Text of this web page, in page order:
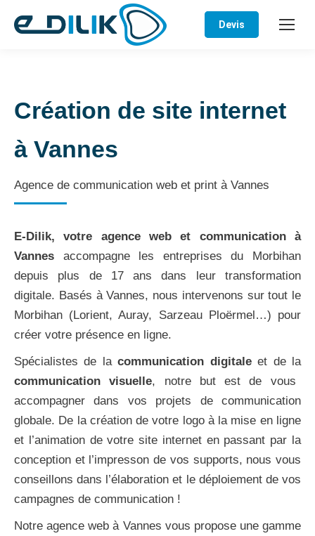
Devis
Création de site internet
à Vannes
Agence de communication web et print à Vannes
E-Dilik, votre agence web et communication à
Vannes accompagne les entreprises du Morbihan
depuis plus de 17 ans dans leur transformation
digitale. Basés à Vannes, nous intervenons sur tout le
Morbihan (Lorient, Auray, Sarzeau Ploërmel…) pour
créer votre présence en ligne.
Spécialistes de lacommunication digitaleet de la
communication visuelle, notre but est de vous
accompagner dans vos projets de communication
globale. De la création de votre logo à la mise en ligne
et l’animation de votre site internet en passant par la
conception et l’impresson de vos supports, nous vous
conseillons dans l’élaboration et le déploiement de vos
campagnes de communication !
Notre agence web à Vannes vous propose une gamme